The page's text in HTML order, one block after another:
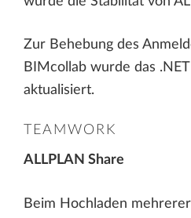
Zur Behebung des
BIMcollab wurde das
aktualisiert.
TEAMWORK
ALLPLAN Share
Beim Hochladen